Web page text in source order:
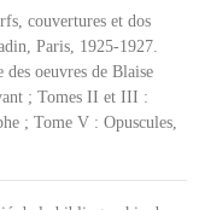
couvertures et dos
Paris, 1925-1927.
oeuvres de Blaise
; Tomes II et III :
; Tome V : Opuscules,